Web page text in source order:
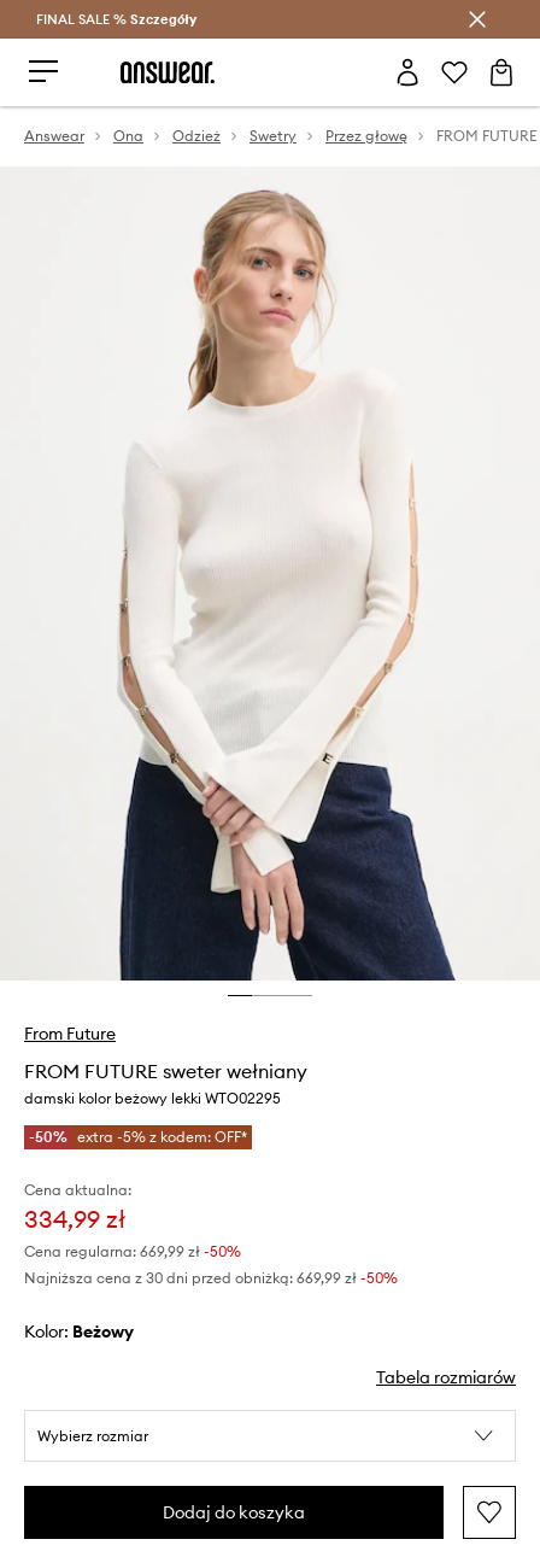
Oszczędzaj z Answear Club >
FINAL SALE % Szczegóły
Answear Ona Odzież Swetry Przez głowę FROM
From Future
FROM FUTURE sweter wełniany
damski kolor beżowy lekki WTO02295
-50% extra -5% z kodem: OFF*
Cena aktualna:
334,99 zł
Cena regularna: 669,99 zł -50%
Najniższa cena z 30 dni przed obniżką: 669,99 zł -50%
Kolor: beżowy
Tabela rozmiarów
Wybierz rozmiar
Dodaj do koszyka